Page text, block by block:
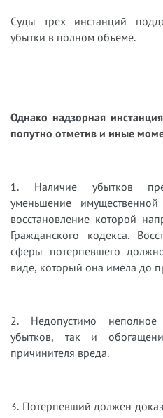
Суды трех инстанций
убытки в полном объеме.
Однако надзорная
попутно отметив и иные
1. Наличие убытков
уменьшение
восстановление которой
Гражданского кодекса.
сферы потерпевшего
виде, который она имела до
2. Недопустимо
убытков, так и
причинителя вреда.
3. Потерпевший должен